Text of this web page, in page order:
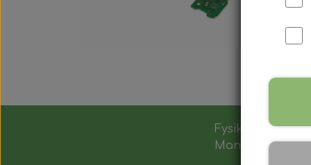
Fysik butik :
Man-Tors : 12:00